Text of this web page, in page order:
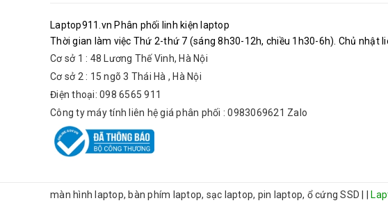
Laptop911.vn Phân phối linh kiện laptop
Thời gian làm việc Thứ 2-thứ 7 (sáng 8h30-12h, chiều 1h30-6h). Chủ nhật
Cơ sở 1 : 48 Lương Thế Vinh, Hà Nội
Cơ sở 2 : 15 ngõ 3 Thái Hà , Hà Nội
Điện thoại: 098 6565 911
Công ty máy tính liên hệ giá phân phối : 0983069621 Zalo
màn hình laptop, bàn phím laptop, sạc laptop, pin laptop, ổ cứng SSD| |